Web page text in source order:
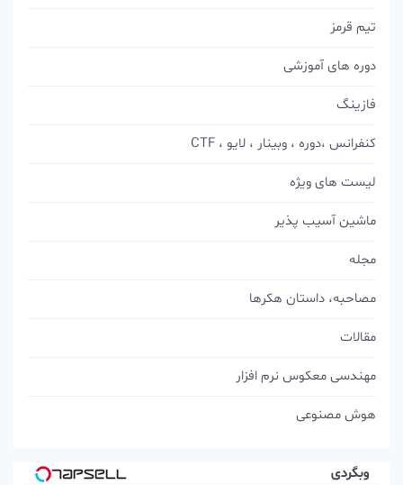
تیم قرمز
دوره های آموزشی
فازینگ
کنفرانس ،دوره ، وبینار ، لایو ، CTF
لیست های ویژه
ماشین آسیب پذیر
مصاحبه، داستان هکرها
مقالات
مهندسی معکوس نرم افزار
هوش مصنوعی
وبگردی